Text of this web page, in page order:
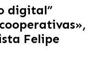
digital”
Felipe